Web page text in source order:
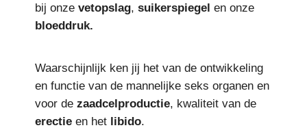
bij onze vetopslag, suikerspiegel en onze
bloeddruk.
Waarschijnlijk ken jij het van de ontwikkeling
en functie van de mannelijke seks organen en
voor de zaadcelproductie, kwaliteit van de
erectie en het libido.